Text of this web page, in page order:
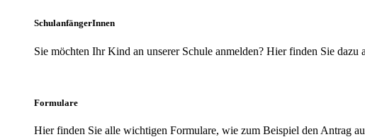
SchulanfängerInnen
Sie möchten Ihr Kind an unserer Schule anmelden? Hier finden Sie
Formulare
Hier finden Sie alle wichtigen Formulare, wie zum Beispiel den Antrag